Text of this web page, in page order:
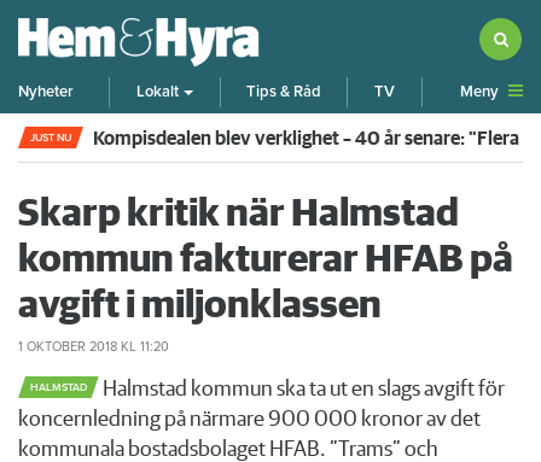
Nyheter Lokalt Tips & Råd TV Meny
JUST NU Kompisdealen blev verklighet – 40 år senare: "Flera
Skarp kritik när Halmstad
kommun fakturerar HFAB på
avgift i miljonklassen
1 OKTOBER 2018 KL 11:20
HALMSTAD
Halmstad kommun ska ta ut en slags avgift för
koncernledning på närmare 900 000 kronor av det
kommunala bostadsbolaget HFAB. ”Trams” och